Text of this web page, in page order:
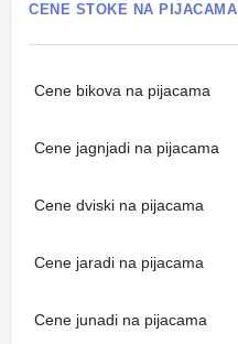
CENE STOKE NA PIJACAMA
Cene bikova na pijacama
Cene jagnjadi na pijacama
Cene dviski na pijacama
Cene jaradi na pijacama
Cene junadi na pijacama